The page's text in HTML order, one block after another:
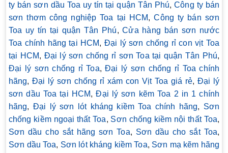
ty bán sơn dầu Toa uy tín tại quận Tân Phú,Công ty bán
sơn thơm công nghiệp Toa tại HCM,Công ty bán sơn
Toa uy tín tại quận Tân Phú,Cửa hàng bán sơn nước
Toa chính hãng tại HCM, Đại lý sơn chống rỉ con vịt Toa
tại HCM, Đại lý sơn chống rỉ sơn Toa tại quận Tân Phú,
Đại lý sơn chống rỉ Toa,Đại lý sơn chống rỉ Toa chính
hãng,Đại lý sơn chống rỉ xám con Vịt Toa giá rẻ, Đại lý
sơn dầu Toa tại HCM,Đại lý sơn kẽm Toa 2 in 1 chính
hãng, Đại lý sơn lót kháng kiềm Toa chính hãng, Sơn
chống kiềm ngoại thất Toa, Sơn chống kiềm nội thất Toa,
Sơn dầu cho sắt hãng sơn Toa, Sơn dầu cho sắt Toa,
Sơn dầu Toa, Sơn lót kháng kiềm Toa, Sơn mạ kẽm hãng